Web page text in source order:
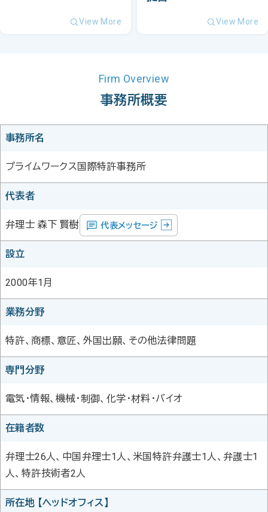
View More View More
Firm Overview
事務所概要
事務所名
プライムワークス国際特許事務所
代表者
弁理士 森下 賢樹 代表メッセージ
設立
2000年1月
業務分野
特許、商標、意匠、外国出願、その他法律問題
専門分野
電気・情報、機械・制御、化学・材料・バイオ
在籍者数
弁理士26人、中国弁理士1人、米国特許弁護士1人、弁護士1
人、特許技術者2人
所在地 【ヘッドオフィス】